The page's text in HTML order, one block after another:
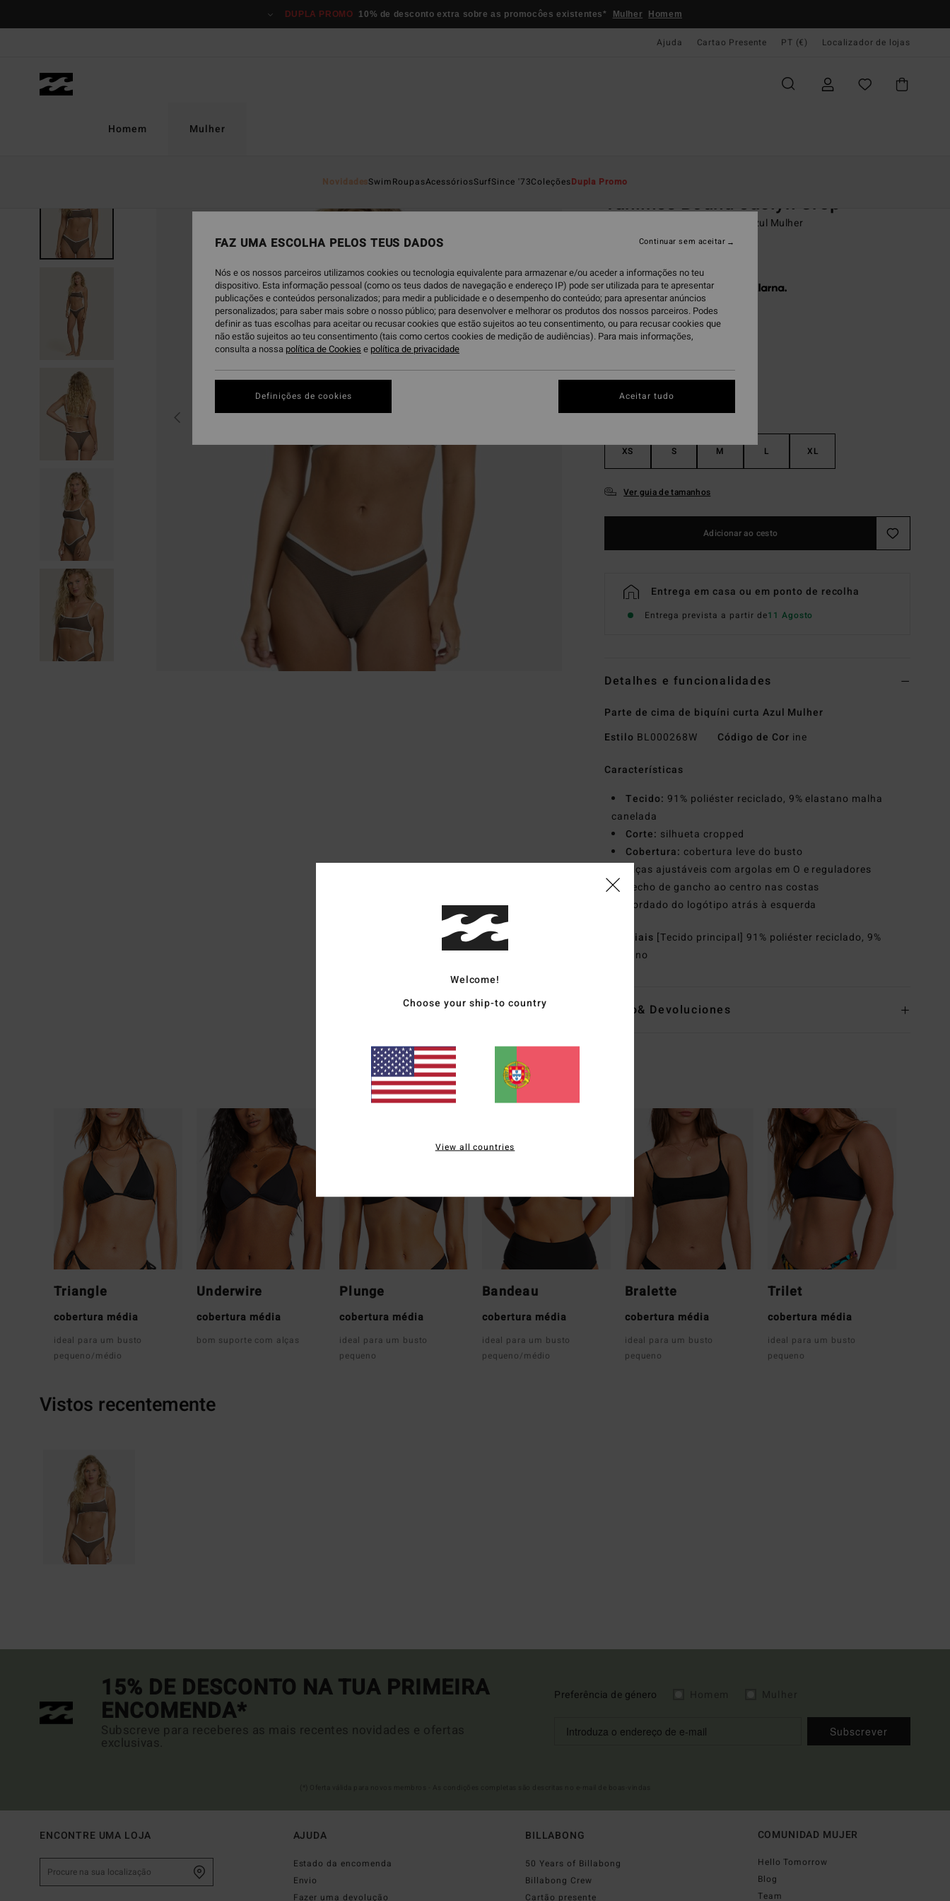
produto
DUPLA PROMO 10% de desconto extra sobre as promocôes existentes* Mulher Homem
Ajuda Cartao Presente PT (€) Localizador de lojas
Homem Mulher
NovidadesSwimRoupasAcessóriosSurfSince '73ColeçõesDupla Promo
Tanlines Bound Jaclyn Crop
Parte de cima de biquíni curta Azul Mulher
Paga 3 x € 16,65 sem juros com a
CorIncense
XS S M L XL
Ver guia de tamanhos
Adicionar ao cesto
Entrega em casa ou em ponto de recolha
Entrega prevista a partir de11 Agosto
Detalhes e funcionalidades
Parte de cima de biquíni curta Azul Mulher
Estilo BL000268W Código de Cor ine
Características
Tecido: 91% poliéster reciclado, 9% elastano malha
canelada
Corte: silhueta cropped
Cobertura: cobertura leve do busto
Alças ajustáveis com argolas em O e reguladores
Fecho de gancho ao centro nas costas
Bordado do logótipo atrás à esquerda
Materiais [Tecido principal] 91% poliéster reciclado, 9%
elastano
Envio& Devoluciones
Whats the Coverage
Triangle
cobertura média
ideal para um busto
pequeno/médio
Underwire
cobertura média
bom suporte com alças
Plunge
cobertura média
ideal para um busto
pequeno
Bandeau
cobertura média
ideal para um busto
pequeno/médio
Bralette
cobertura média
ideal para um busto
pequeno
Trilet
cobertura média
ideal para um busto
pequeno
Vistos recentemente
15% DE DESCONTO NA TUA PRIMEIRA
ENCOMENDA*
Subscreve para receberes as mais recentes novidades e ofertas
exclusivas.
Preferência de género
Subscrever
ENCONTRE UMA LOJA AJUDA
Estado da encomenda
Envio
Fazer uma devolução
BILLABONG
50 Years of Billabong
Billabong Crew
Cartão presente
COMUNIDAD MUJER
Hello Tomorrow
Blog
Team
Welcome!
Choose your ship-to country
View all countries
FAZ UMA ESCOLHA PELOS TEUS DADOS
Nós e os nossos parceiros utilizamos cookies ou tecnologia equivalente para armazenar e/ou aceder a informações no teu
dispositivo. Esta informação pessoal (como os teus dados de navegação e endereço IP) pode ser utilizada para te apresentar
publicações e conteúdos personalizados; para medir a publicidade e o desempenho do conteúdo; para apresentar anúncios
personalizados; para saber mais sobre o nosso público; para desenvolver e melhorar os produtos dos nossos parceiros. Podes
definir as tuas escolhas para aceitar ou recusar cookies que estão sujeitos ao teu consentimento, ou para recusar cookies que
não estão sujeitos ao teu consentimento (tais como certos cookies de medição de audiências). Para mais informações,
consulta a nossa política de Cookies e política de privacidade
Definições de cookies
Continuar sem aceitar
Aceitar tudo